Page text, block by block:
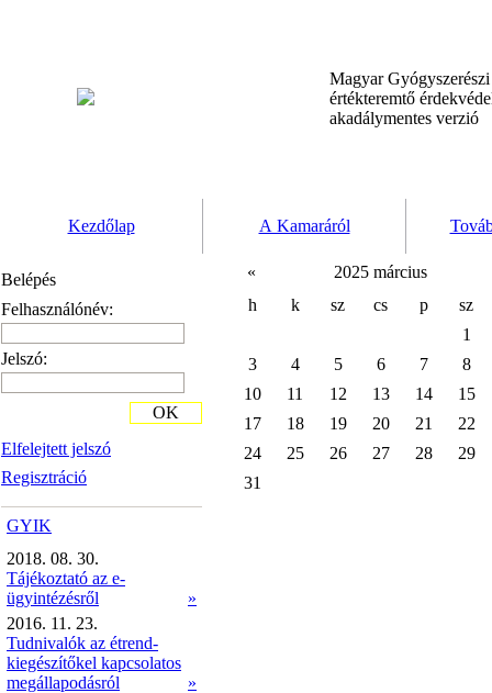
Magyar
értékteremtő
akadálymentes verzió
Kezdőlap A Kamaráról
Belépés
Felhasználónév:
Jelszó:
Elfelejtett jelszó
Regisztráció
OK
GYIK
2018. 08. 30.
Tájékoztató az e-
ügyintézésről
»
2016. 11. 23.
Tudnivalók az étrend-
kiegészítőkel kapcsolatos
megállapodásról
»
«
2025 március
h
k sz cs p
sz
1
3
4 5 6 7
8
10
11 12 13 14
15
17
18 19 20 21
22
24
25 26 27 28
29
31